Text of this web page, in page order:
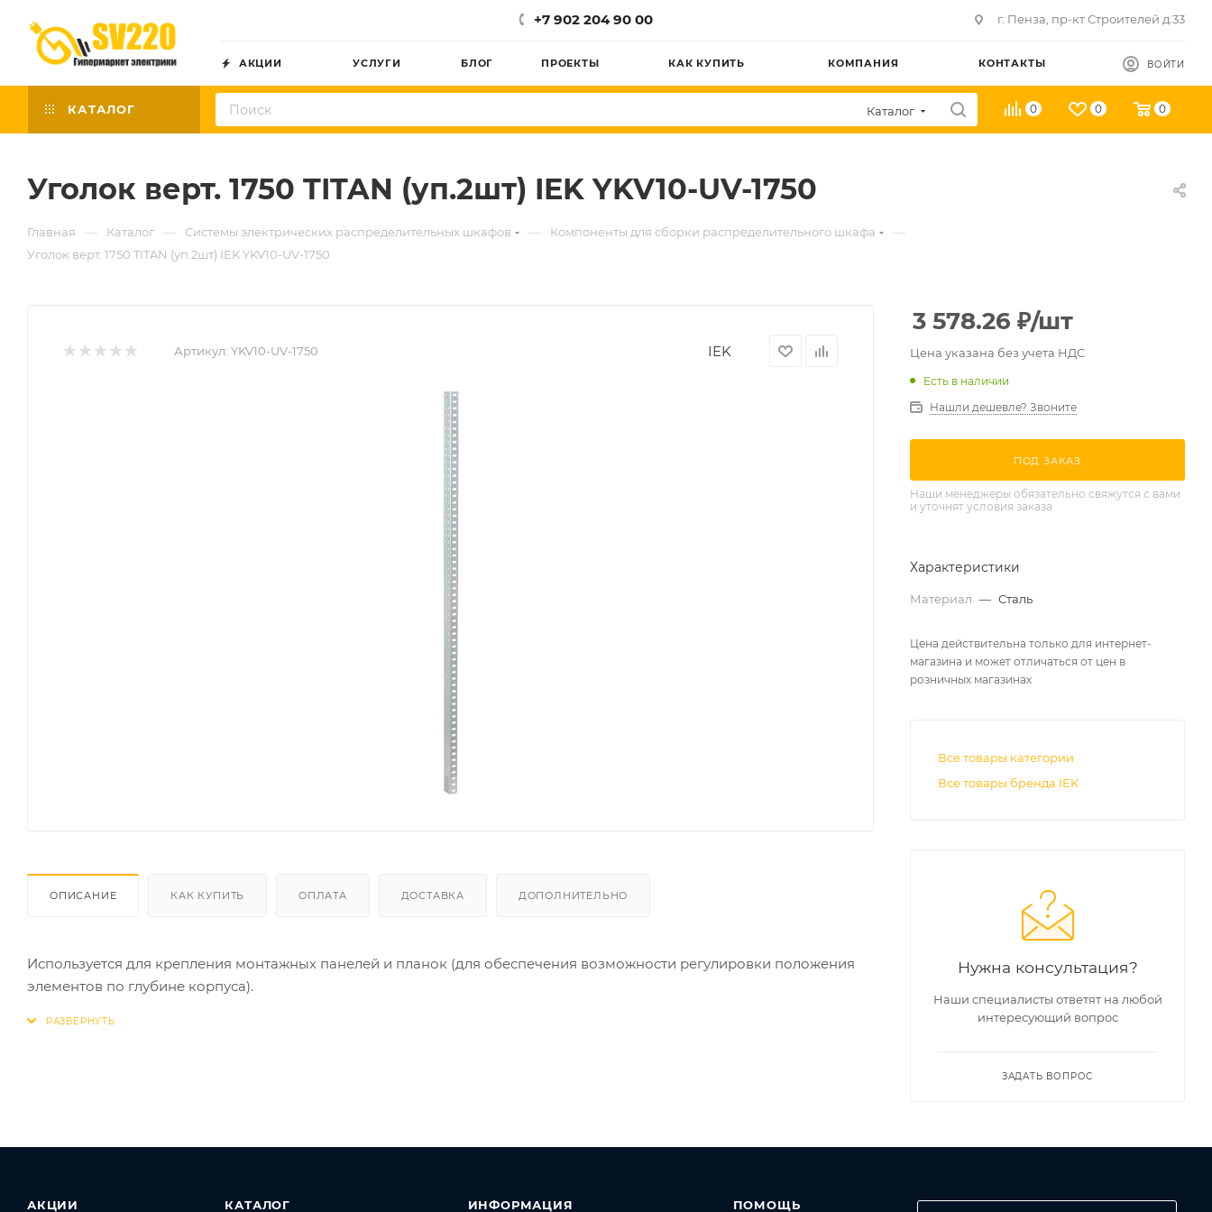
+7 902 204 90 00 г. Пенза, пр-кт Строителей д.33
АКЦИИ УСЛУГИ БЛОГ ПРОЕКТЫ КАК КУПИТЬ КОМПАНИЯ КОНТАКТЫ ВОЙТИ
КАТАЛОГ Каталог 0 0 0
Уголок верт. 1750 TITAN (уп.2шт) IEK YKV10-UV-1750
Главная — Каталог — Системы электрических распределительных шкафов — Компоненты для сборки распределительного шкафа —
Уголок верт. 1750 TITAN (уп.2шт) IEK YKV10-UV-1750
Артикул: YKV10-UV-1750 IEK
ОПИСАНИЕ КАК КУПИТЬ ОПЛАТА ДОСТАВКА ДОПОЛНИТЕЛЬНО
Используется для крепления монтажных панелей и планок (для обеспечения возможности регулировки положения
элементов по глубине корпуса).
3 578.26 ₽/шт
Цена указана без учета НДС
Есть в наличии
Нашли дешевле? Звоните
ПОД ЗАКАЗ
Наши менеджеры обязательно свяжутся с вами
и уточнят условия заказа
Характеристики
Материал — Сталь
Цена действительна только для интернет-
магазина и может отличаться от цен в
розничных магазинах
Все товары категории
Все товары бренда IEK
Нужна консультация?
Наши специалисты ответят на любой
интересующий вопрос
ЗАДАТЬ ВОПРОС
АКЦИИ КАТАЛОГ ИНФОРМАЦИЯ ПОМОЩЬ